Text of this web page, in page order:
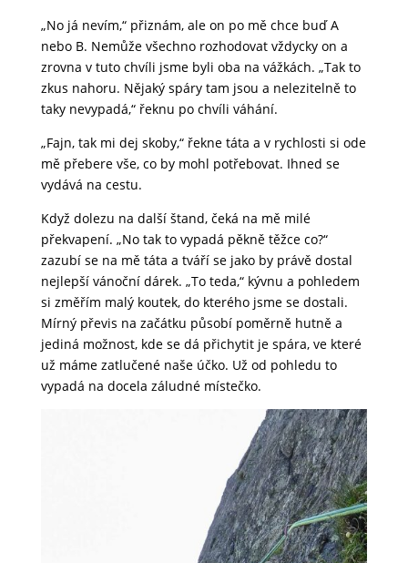
„No já nevím,“ přiznám, ale on po mě chce buď A
nebo B. Nemůže všechno rozhodovat vždycky on a
zrovna v tuto chvíli jsme byli oba na vážkách. „Tak to
zkus nahoru. Nějaký spáry tam jsou a nelezitelně to
taky nevypadá,“ řeknu po chvíli váhání.
„Fajn, tak mi dej skoby,“ řekne táta a v rychlosti si ode
mě přebere vše, co by mohl potřebovat. Ihned se
vydává na cestu.
Když dolezu na další štand, čeká na mě milé
překvapení. „No tak to vypadá pěkně těžce co?“
zazubí se na mě táta a tváří se jako by právě dostal
nejlepší vánoční dárek. „To teda,“ kývnu a pohledem
si změřím malý koutek, do kterého jsme se dostali.
Mírný převis na začátku působí poměrně hutně a
jediná možnost, kde se dá přichytit je spára, ve které
už máme zatlučené naše účko. Už od pohledu to
vypadá na docela záludné místečko.